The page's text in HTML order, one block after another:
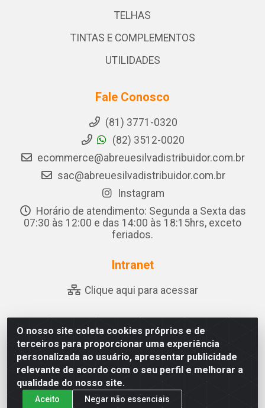
O nosso site coleta cookies próprios e de
terceiros para proporcionar uma experiência
personalizada ao usuário, apresentar publicidade
relevante de acordo com o seu perfil e melhorar a
qualidade do nosso site.
Aceito Negar não essenciais
TELHAS
TINTAS E COMPLEMENTOS
UTILIDADES
Fale Conosco
(81) 3771-0320
(82) 3512-0020
ecommerce@abreuesilvadistribuidor.com.br
sac@abreuesilvadistribuidor.com.br
Instagram
Horário de atendimento: Segunda a Sexta das
07:30 às 12:00 e das 14:00 às 18:15hrs, exceto
feriados.
Intranet
Clique aqui para acessar
Abreu & Silva - Rua Padre Jose de Souza Leite, 265 - Ariado,
Olho D'Água das Flores/AL - CEP 57.442-000 - CNPJ
04.790.656/0001-06